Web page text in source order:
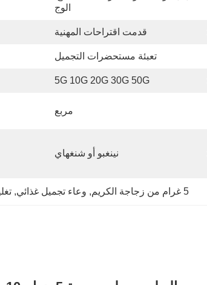
الوج
قدمت اقتراحات المهنية
تعبئة مستحضرات التجميل
5G 10G 20G 30G 50G
مربع
نينغبو أو شنغهاي
5 غرام من زجاجة الكريم , وعاء تجميل غذائي,